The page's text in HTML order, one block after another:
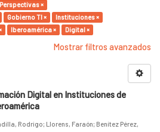
Perspectivas ×
Gobierno TI ×
Instituciones ×
Iberoamérica × Digital ×
Mostrar filtros avanzados
Digital en Instituciones de
Rodrigo; Llorens, Faraón; Benítez Pérez,